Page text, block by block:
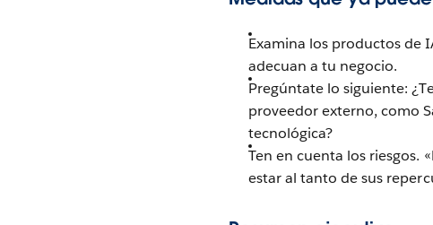
Examina los productos de
adecuan a tu negocio.
Pregúntate lo siguiente:
proveedor externo, como
tecnológica?
Ten en cuenta los riesgos.
estar al tanto de sus